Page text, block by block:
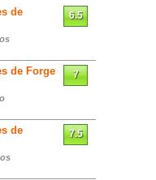
de
6.5
de Forge
7
de
7.5